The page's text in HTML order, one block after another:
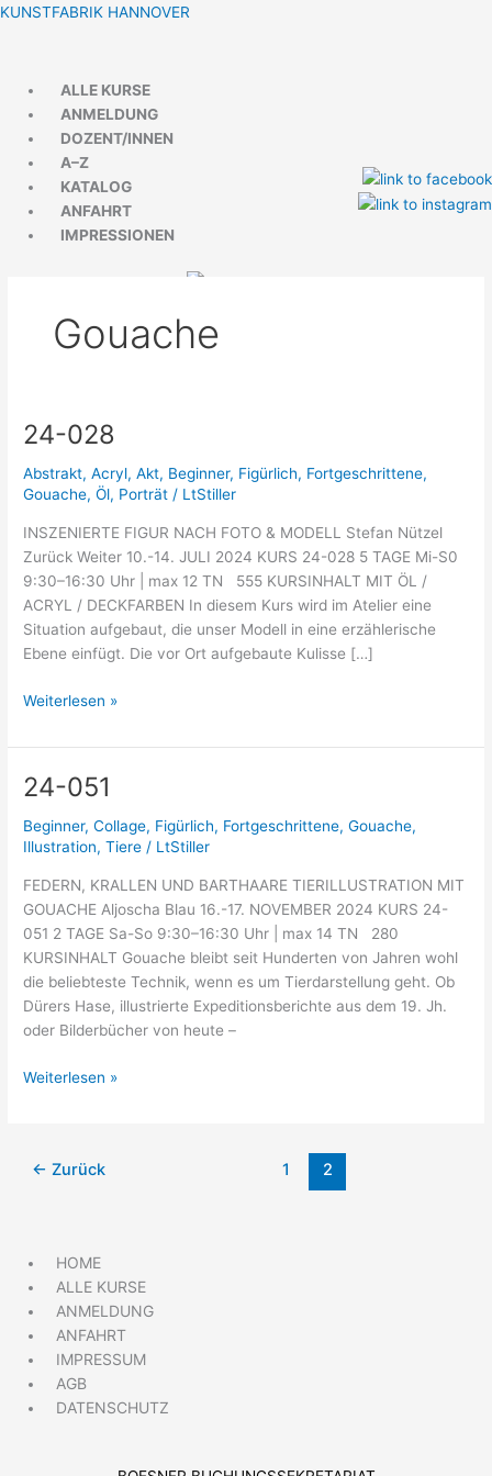
Zum
KUNSTFABRIK HANNOVER
Menü
ALLE KURSE
ANMELDUNG
DOZENT/INNEN
A–Z
KATALOG
ANFAHRT
IMPRESSIONEN
Gouache
24-028
Abstrakt,Acryl,Akt, Beginner, Figürlich, Fortgeschrittene,
Gouache,Öl, Porträt / LtStiller
INSZENIERTE FIGUR NACH FOTO & MODELL Stefan Nützel
Zurück Weiter 10.-14. JULI 2024 KURS 24-028 5 TAGE Mi-S0
9:30–16:30 Uhr | max 12 TN 555 KURSINHALT MIT ÖL /
ACRYL / DECKFARBEN In diesem Kurs wird im Atelier eine
Situation aufgebaut, die unser Modell in eine erzählerische
Ebene einfügt. Die vor Ort aufgebaute Kulisse […]
24-
Weiterlesen »
24-051
Beginner,Collage, Figürlich, Fortgeschrittene,Gouache,
Illustration,Tiere / LtStiller
FEDERN, KRALLEN UND BARTHAARE TIERILLUSTRATION MIT
GOUACHE Aljoscha Blau 16.-17. NOVEMBER 2024 KURS 24-
051 2 TAGE Sa-So 9:30–16:30 Uhr | max 14 TN 280
KURSINHALT Gouache bleibt seit Hunderten von Jahren wohl
die beliebteste Technik, wenn es um Tierdarstellung geht. Ob
Dürers Hase, illustrierte Expeditionsberichte aus dem 19. Jh.
oder Bilderbücher von heute –
24-
Weiterlesen »
← Zurück 1 2
Menü
HOME
ALLE KURSE
ANMELDUNG
ANFAHRT
IMPRESSUM
AGB
DATENSCHUTZ